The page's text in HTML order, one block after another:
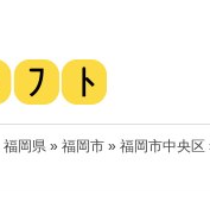
福岡県 » 福岡市 » 福岡市中央区